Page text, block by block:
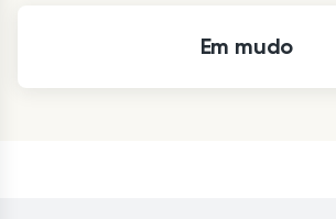
Em mudo